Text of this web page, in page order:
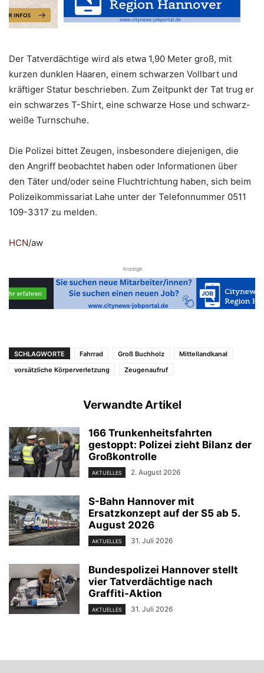
Der Tatverdächtige wird als etwa 1,90 Meter groß, mit
kurzen dunklen Haaren, einem schwarzen Vollbart und
kräftiger Statur beschrieben. Zum Zeitpunkt der Tat trug er
ein schwarzes T-Shirt, eine schwarze Hose und schwarz-
weiße Turnschuhe.
Die Polizei bittet Zeugen, insbesondere diejenigen, die
den Angriff beobachtet haben oder Informationen über
den Täter und/oder seine Fluchtrichtung haben, sich beim
Polizeikommissariat Lahe unter der Telefonnummer 0511
109-3317 zu melden.
HCN/aw
Anzeige
SCHLAGWORTE Fahrrad Groß Buchholz
Mittellandkanal
vorsätzliche Körperverletzung
Zeugenaufruf
Verwandte Artikel
166 Trunkenheitsfahrten
gestoppt: Polizei zieht Bilanz der
Großkontrolle
AKTUELLES 2. August 2026
S-Bahn Hannover mit
Ersatzkonzept auf der S5 ab 5.
August 2026
AKTUELLES 31. Juli 2026
Bundespolizei Hannover stellt
vier Tatverdächtige nach
Graffiti-Aktion
AKTUELLES 31. Juli 2026